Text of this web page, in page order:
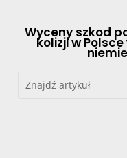
Wyceny szkod
kolizji w Polsce